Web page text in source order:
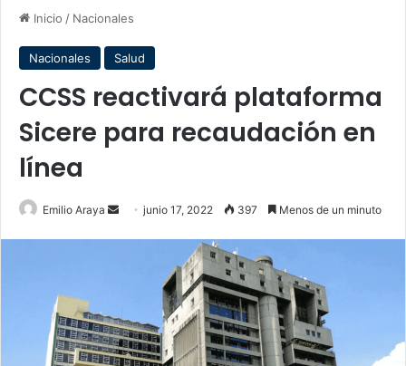
Inicio / Nacionales
Nacionales Salud
CCSS reactivará plataforma
Sicere para recaudación en
línea
Emilio Araya
Sendjunio 17, 2022 397 Menos de un minuto